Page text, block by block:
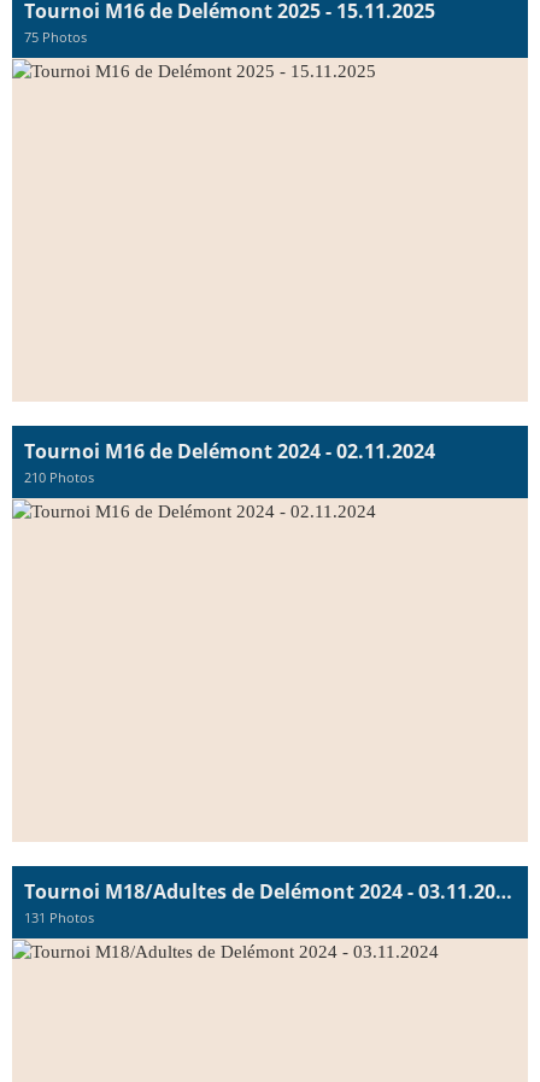
Tournoi M16 de Delémont 2025 - 15.11.2025
75 Photos
Tournoi M16 de Delémont 2024 - 02.11.2024
210 Photos
Tournoi M18/Adultes de Delémont 2024 - 03.11.2024
131 Photos